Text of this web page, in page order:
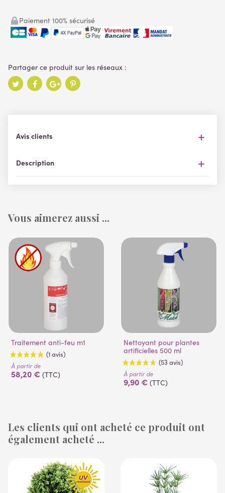
Paiement 100% sécurisé
Description
Avis clients
Vous aimerez aussi ...
Traitement anti-feu m1
À partir de
58,20 € (TTC)
Nettoyant pour plantes
artificielles 500 ml
À partir de
9,90 € (TTC)
Les clients qui ont acheté ce produit ont
également acheté ...